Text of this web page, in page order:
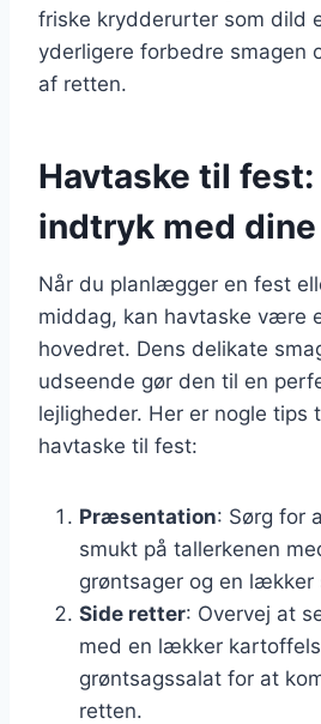
friske krydderurter som dild
yderligere forbedre smagen
af retten.
Havtaske til fest:
indtryk med
Når du planlægger en fest
middag, kan havtaske være
hovedret. Dens delikate
udseende gør den til en
lejligheder. Her er nogle tips
havtaske til fest:
Præsentation: Sørg for
smukt på tallerkenen
grøntsager og en lækker
Side retter: Overvej at
med en lækker
grøntsagssalat for at
retten.